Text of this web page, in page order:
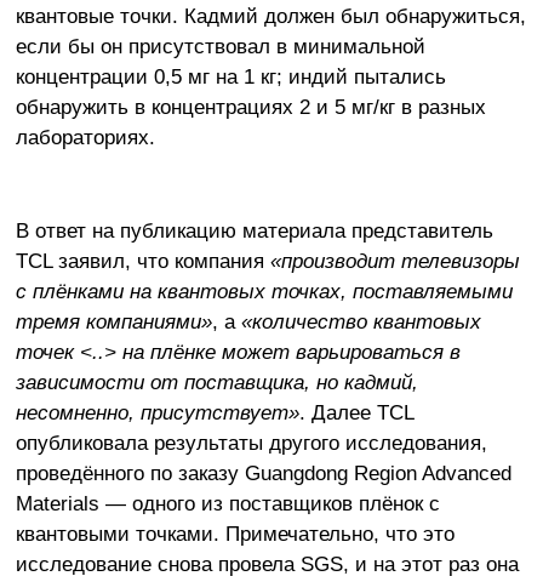
квантовые точки. Кадмий должен был обнаружиться,
если бы он присутствовал в минимальной
концентрации 0,5 мг на 1 кг; индий пытались
обнаружить в концентрациях 2 и 5 мг/кг в разных
лабораториях.
В ответ на публикацию материала представитель
TCL заявил, что компания «производит телевизоры
с плёнками на квантовых точках, поставляемыми
тремя компаниями», а «количество квантовых
точек <..> на плёнке может варьироваться в
зависимости от поставщика, но кадмий,
несомненно, присутствует». Далее TCL
опубликовала результаты другого исследования,
проведённого по заказу Guangdong Region Advanced
Materials — одного из поставщиков плёнок с
квантовыми точками. Примечательно, что это
исследование снова провела SGS, и на этот раз она